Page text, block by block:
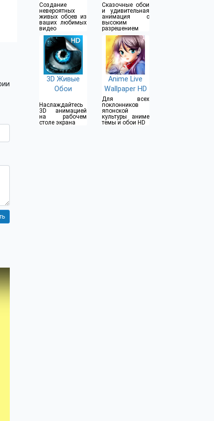
Создание
невероятных
живых обоев из
ваших любимых
видео
Сказочные обои
и удивительная
анимация с
высоким
разрешением
3D Живые
Обои
Наслаждайтесь
3D анимацией
на рабочем
столе экрана
Anime Live
Wallpaper HD
Для всех
поклонников
японской
культуры аниме
темы и обои HD